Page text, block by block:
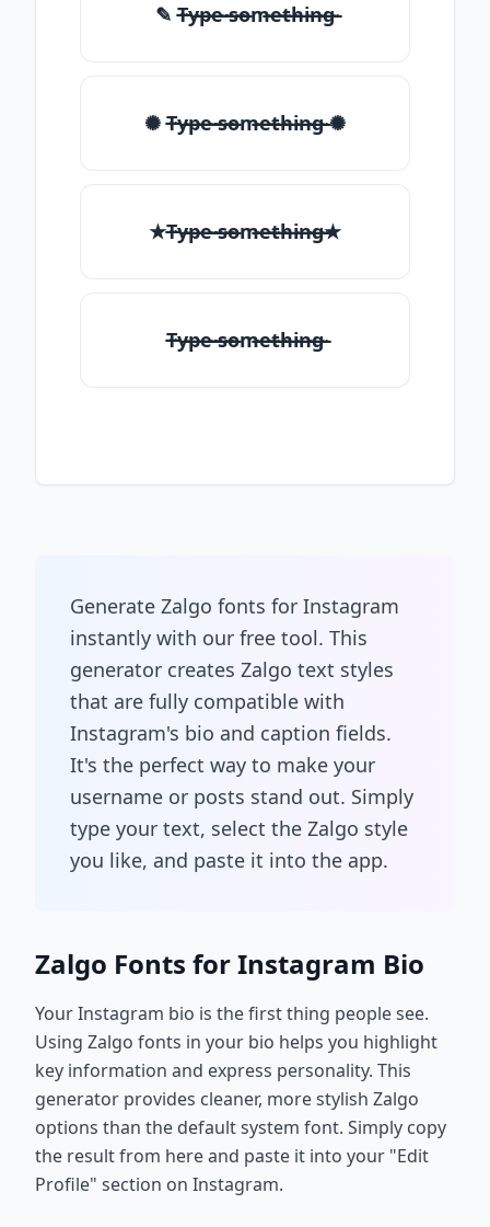
✎ T̶̴y̶̴p̶̴e̶̴ ̶̴s̶̴o̶̴m̶̴e̶̴t̶̴h̶̴i̶̴n̶̴g̶̴
✺ T̶̴y̶̴p̶̴e̶̴ ̶̴s̶̴o̶̴m̶̴e̶̴t̶̴h̶̴i̶̴n̶̴g̶̴ ✺
★T̶̴y̶̴p̶̴e̶̴ ̶̴s̶̴o̶̴m̶̴e̶̴t̶̴h̶̴i̶̴n̶̴g̶̴★
T̶̴y̶̴p̶̴e̶̴ ̶̴s̶̴o̶̴m̶̴e̶̴t̶̴h̶̴i̶̴n̶̴g̶̴
Generate Zalgo fonts for Instagram
instantly with our free tool. This
generator creates Zalgo text styles
that are fully compatible with
Instagram's bio and caption fields.
It's the perfect way to make your
username or posts stand out. Simply
type your text, select the Zalgo style
you like, and paste it into the app.
Zalgo Fonts for Instagram Bio
Your Instagram bio is the first thing people see.
Using Zalgo fonts in your bio helps you highlight
key information and express personality. This
generator provides cleaner, more stylish Zalgo
options than the default system font. Simply copy
the result from here and paste it into your "Edit
Profile" section on Instagram.